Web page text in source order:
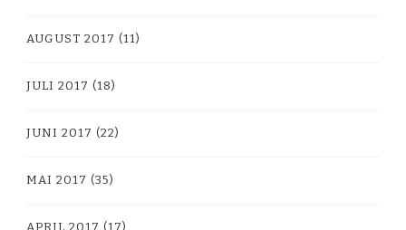
AUGUST 2017 (11)
JULI 2017 (18)
JUNI 2017 (22)
MAI 2017 (35)
APRIL 2017 (17)